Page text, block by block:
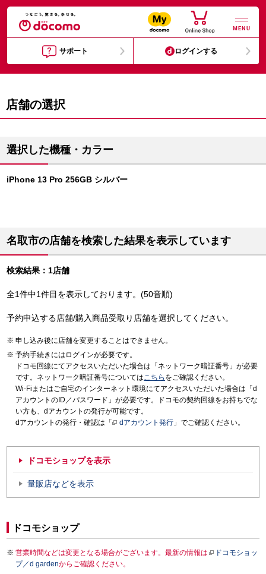
MENU
サポート ログインする
店舗の選択
選択した機種・カラー
iPhone 13 Pro 256GB シルバー
名取市の店舗を検索した結果を表示しています
検索結果：1店舗
全1件中1件目を表示しております。(50音順)
予約申込する店舗/購入商品受取り店舗を選択してください。
申し込み後に店舗を変更することはできません。
予約手続きにはログインが必要です。
ドコモ回線にてアクセスいただいた場合は「ネットワーク暗証番号」が必要
です。ネットワーク暗証番号についてはこちら をご確認ください。
Wi-Fiまたはご自宅のインターネット環境にてアクセスいただいた場合は「d
アカウントのID／パスワード」が必要です。ドコモの契約回線をお持ちでな
い方も、dアカウントの発行が可能です。
dアカウントの発行・確認は「
dアカウント発行 」でご確認ください。
ドコモショップを表示
量販店などを表示
ドコモショップ
営業時間などは変更となる場合がございます。最新の情報は
ドコモショッ
プ／d gardenからご確認ください。